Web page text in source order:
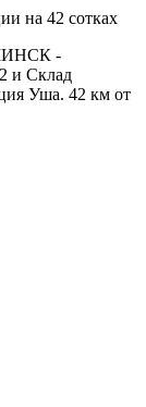
на 42 сотках
МИНСК -
и Склад
Уша. 42 км от